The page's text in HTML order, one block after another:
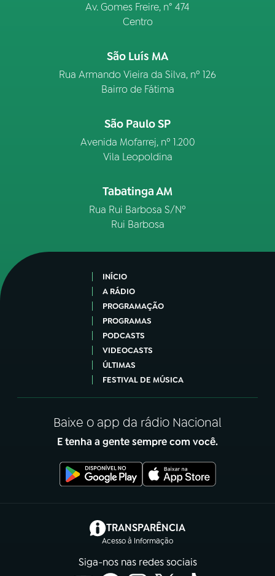
Av. Gomes Freire, n° 474
Centro
São Luís MA
Rua Armando Vieira da Silva, nº 126
Bairro de Fátima
São Paulo SP
Avenida Mofarrej, nº 1.200
Vila Leopoldina
Tabatinga AM
Rua Rui Barbosa S/Nº
Rui Barbosa
INÍCIO
A RÁDIO
PROGRAMAÇÃO
PROGRAMAS
PODCASTS
VIDEOCASTS
ÚLTIMAS
FESTIVAL DE MÚSICA
Baixe o app da rádio Nacional
E tenha a gente sempre com você.
TRANSPARÊNCIA
Acesso à Informação
(abre em nova aba)
Siga-nos nas redes sociais